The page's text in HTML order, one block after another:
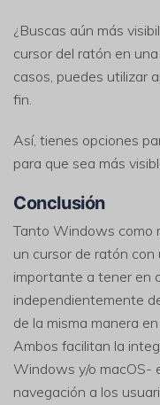
¿Buscas aún más
cursor del ratón en
casos, puedes utilizar
fin.
Así, tienes opciones
para que sea más
Conclusión
Tanto Windows como
un cursor de ratón
importante a tener en
independientemente
de la misma manera
Ambos facilitan la
Windows y/o macOS-
navegación a los